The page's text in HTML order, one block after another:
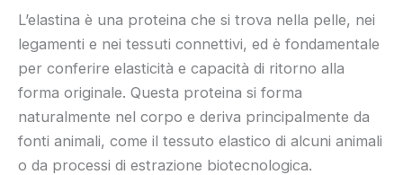
L’elastina è una proteina che si trova nella pelle, nei
legamenti e nei tessuti connettivi, ed è fondamentale
per conferire elasticità e capacità di ritorno alla
forma originale. Questa proteina si forma
naturalmente nel corpo e deriva principalmente da
fonti animali, come il tessuto elastico di alcuni animali
o da processi di estrazione biotecnologica.